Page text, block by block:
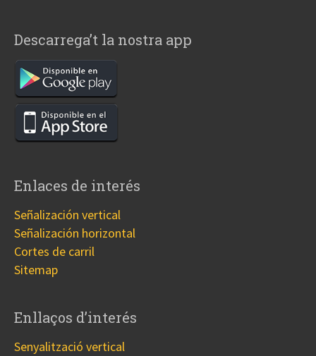
Descarrega’t la nostra app
Enlaces de interés
Señalización vertical
Señalización horizontal
Cortes de carril
Sitemap
Enllaços d’interés
Senyalització vertical